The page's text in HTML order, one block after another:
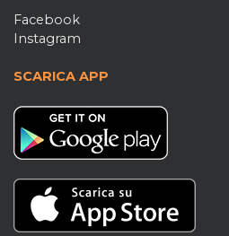
Facebook
Instagram
SCARICA APP